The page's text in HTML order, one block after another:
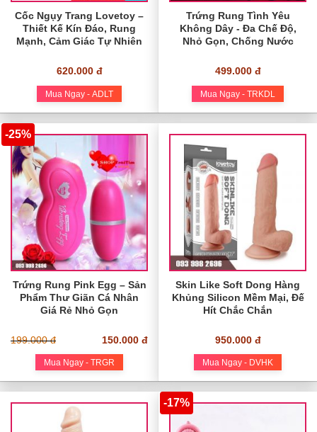
Cốc Ngụy Trang Lovetoy –
Thiết Kế Kín Đáo, Rung
Mạnh, Cảm Giác Tự Nhiên
620.000 đ
Mua Ngay - ADLT
Trứng Rung Tình Yêu
Không Dây - Đa Chế Độ,
Nhỏ Gọn, Chống Nước
499.000 đ
Mua Ngay - TRKDL
Trứng Rung Pink Egg – Sản
Phẩm Thư Giãn Cá Nhân
Giá Rẻ Nhỏ Gọn
199.000 đ 150.000 đ
-25%
Mua Ngay - TRGR
Skin Like Soft Dong Hàng
Khủng Silicon Mềm Mại, Đế
Hít Chắc Chắn
950.000 đ
Mua Ngay - DVHK
-17%